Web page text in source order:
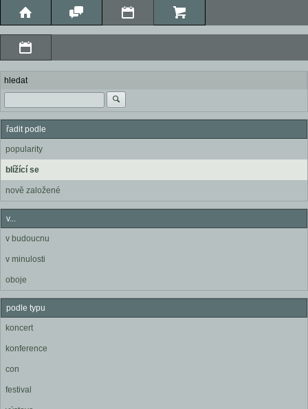
hledat
řadit podle
popularity
blížící se
nově založené
v...
v budoucnu
v minulosti
oboje
podle typu
koncert
konference
con
festival